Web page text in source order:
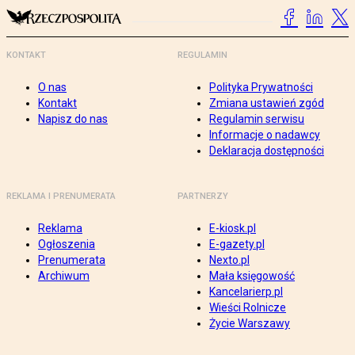
KONTAKT
O nas
Kontakt
Napisz do nas
REGULAMIN
Polityka Prywatności
Zmiana ustawień zgód
Regulamin serwisu
Informacje o nadawcy
Deklaracja dostępności
REKLAMA I PRENUMERATA
Reklama
Ogłoszenia
Prenumerata
Archiwum
PARTNERZY
E-kiosk.pl
E-gazety.pl
Nexto.pl
Mała księgowość
Kancelarierp.pl
Wieści Rolnicze
Życie Warszawy